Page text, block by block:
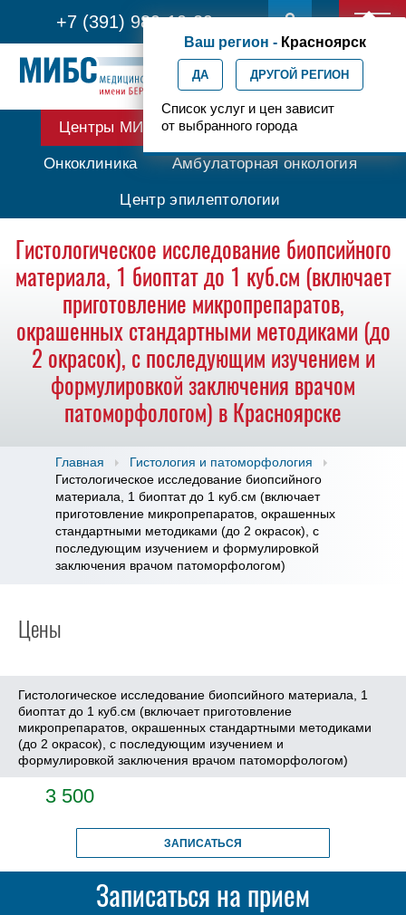
+7 (391) 989-10-29
Ваш регион - Красноярск
ДА ДРУГОЙ РЕГИОН
Список услуг и цен зависит
от выбранного города
Центры МИБС Протонная терапия
Онкоклиника Амбулаторная онкология
Центр эпилептологии
Гистологическое исследование биопсийного
материала, 1 биоптат до 1 куб.см (включает
приготовление микропрепаратов,
окрашенных стандартными методиками (до
2 окрасок), с последующим изучением и
формулировкой заключения врачом
патоморфологом) в Красноярске
Главная
Гистология и патоморфология
Гистологическое исследование биопсийного
материала, 1 биоптат до 1 куб.см (включает
приготовление микропрепаратов, окрашенных
стандартными методиками (до 2 окрасок), с
последующим изучением и формулировкой
заключения врачом патоморфологом)
Цены
Гистологическое исследование биопсийного материала, 1
биоптат до 1 куб.см (включает приготовление
микропрепаратов, окрашенных стандартными методиками
(до 2 окрасок), с последующим изучением и
формулировкой заключения врачом патоморфологом)
3 500
ЗАПИСАТЬСЯ
Записаться на прием